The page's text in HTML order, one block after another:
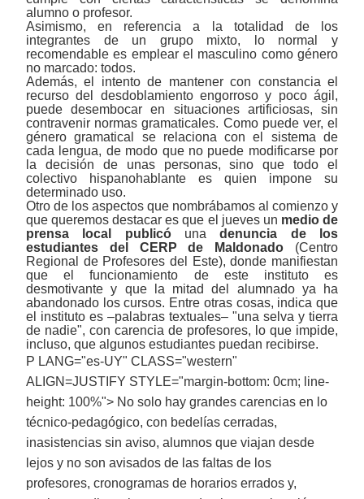
alumno o profesor.
Asimismo, en referencia a la totalidad de los
integrantes de un grupo mixto, lo normal y
recomendable es emplear el masculino como género
no marcado: todos.
Además, el intento de mantener con constancia el
recurso del desdoblamiento engorroso y poco ágil,
puede desembocar en situaciones artificiosas, sin
contravenir normas gramaticales. Como puede ver, el
género gramatical se relaciona con el sistema de
cada lengua, de modo que no puede modificarse por
la decisión de unas personas, sino que todo el
colectivo hispanohablante es quien impone su
determinado uso.
Otro de los aspectos que nombrábamos al comienzo y
que queremos destacar es que el jueves un medio de
prensa local publicóunadenuncia de los
estudiantes del CERP de Maldonado (Centro
Regional de Profesores del Este), donde manifiestan
que el funcionamiento de este instituto es
desmotivante y que la mitad del alumnado ya ha
abandonado los cursos. Entre otras cosas, indica que
el instituto es ‒palabras textuales‒ "una selva y tierra
de nadie", con carencia de profesores, lo que impide,
incluso, que algunos estudiantes puedan recibirse.
P LANG="es-UY" CLASS="western"
ALIGN=JUSTIFY STYLE="margin-bottom: 0cm; line-
height: 100%"> No solo hay grandes carencias en lo
técnico-pedagógico, con bedelías cerradas,
inasistencias sin aviso, alumnos que viajan desde
lejos y no son avisados de las faltas de los
profesores, cronogramas de horarios errados y,